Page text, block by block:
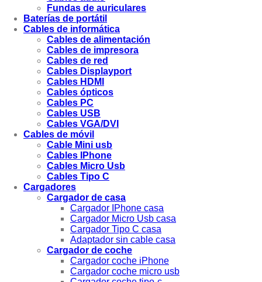
Fundas de auriculares
Baterías de portátil
Cables de informática
Cables de alimentación
Cables de impresora
Cables de red
Cables Displayport
Cables HDMI
Cables ópticos
Cables PC
Cables USB
Cables VGA/DVI
Cables de móvil
Cable Mini usb
Cables IPhone
Cables Micro Usb
Cables Tipo C
Cargadores
Cargador de casa
Cargador IPhone casa
Cargador Micro Usb casa
Cargador Tipo C casa
Adaptador sin cable casa
Cargador de coche
Cargador coche iPhone
Cargador coche micro usb